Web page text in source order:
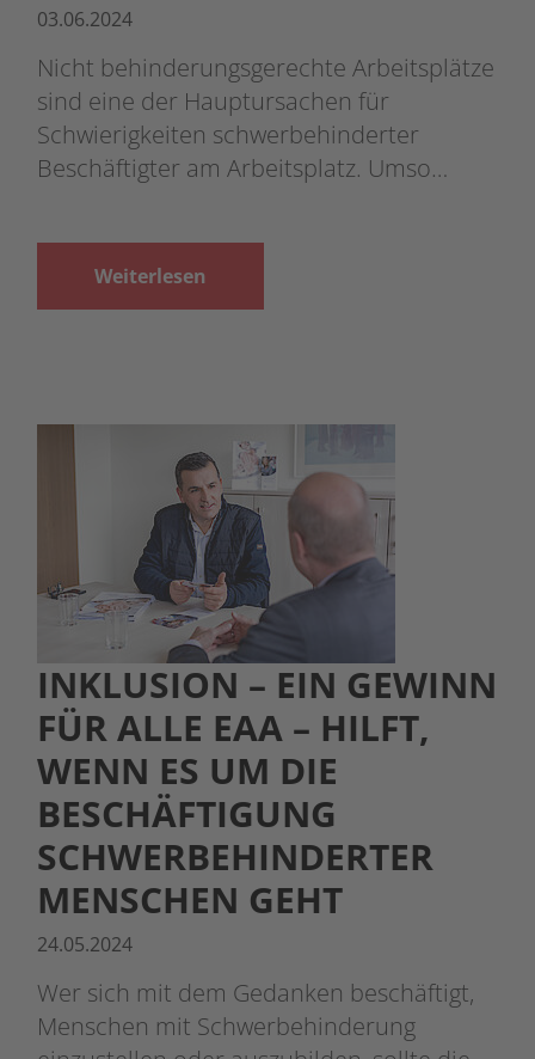
03.06.2024
Nicht behinderungsgerechte Arbeitsplätze
sind eine der Hauptursachen für
Schwierigkeiten schwerbehinderter
Beschäftigter am Arbeitsplatz. Umso…
Weiterlesen
INKLUSION – EIN GEWINN
FÜR ALLE EAA – HILFT,
WENN ES UM DIE
BESCHÄFTIGUNG
SCHWERBEHINDERTER
MENSCHEN GEHT
24.05.2024
Wer sich mit dem Gedanken beschäftigt,
Menschen mit Schwerbehinderung